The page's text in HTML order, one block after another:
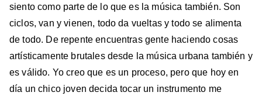
siento como parte de lo que es la música también. Son
ciclos, van y vienen, todo da vueltas y todo se alimenta
de todo. De repente encuentras gente haciendo cosas
artísticamente brutales desde la música urbana también y
es válido. Yo creo que es un proceso, pero que hoy en
día un chico joven decida tocar un instrumento me